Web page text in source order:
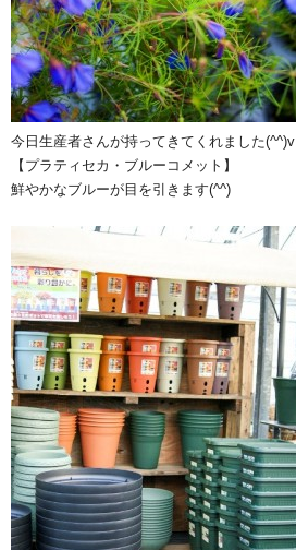
今日生産者さんが持ってきてくれました(^^)v
【プラティセカ・ブルーコメット】
鮮やかなブルーが目を引きます(^^)